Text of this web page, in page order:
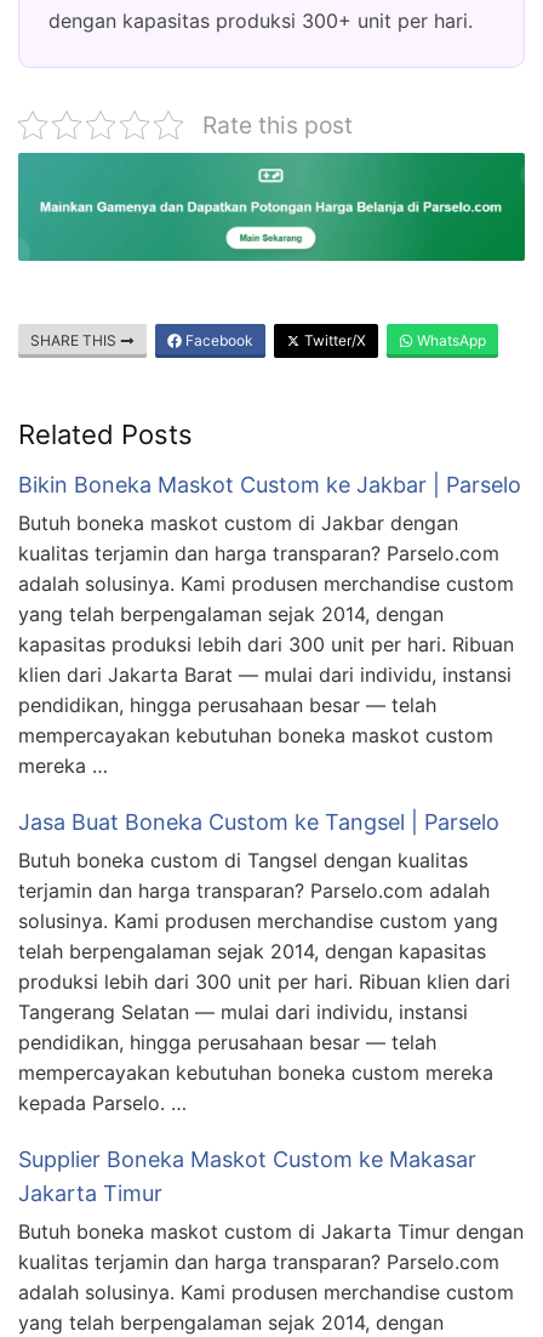
dengan kapasitas produksi 300+ unit per hari.
Rate this post
SHARE THIS Facebook Twitter/X WhatsApp
Related Posts
Bikin Boneka Maskot Custom ke Jakbar | Parselo
Butuh boneka maskot custom di Jakbar dengan
kualitas terjamin dan harga transparan? Parselo.com
adalah solusinya. Kami produsen merchandise custom
yang telah berpengalaman sejak 2014, dengan
kapasitas produksi lebih dari 300 unit per hari. Ribuan
klien dari Jakarta Barat — mulai dari individu, instansi
pendidikan, hingga perusahaan besar — telah
mempercayakan kebutuhan boneka maskot custom
mereka …
Jasa Buat Boneka Custom ke Tangsel | Parselo
Butuh boneka custom di Tangsel dengan kualitas
terjamin dan harga transparan? Parselo.com adalah
solusinya. Kami produsen merchandise custom yang
telah berpengalaman sejak 2014, dengan kapasitas
produksi lebih dari 300 unit per hari. Ribuan klien dari
Tangerang Selatan — mulai dari individu, instansi
pendidikan, hingga perusahaan besar — telah
mempercayakan kebutuhan boneka custom mereka
kepada Parselo. …
Supplier Boneka Maskot Custom ke Makasar
Jakarta Timur
Butuh boneka maskot custom di Jakarta Timur dengan
kualitas terjamin dan harga transparan? Parselo.com
adalah solusinya. Kami produsen merchandise custom
yang telah berpengalaman sejak 2014, dengan